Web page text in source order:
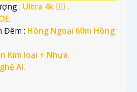
: Ultra 4k 👍🏾 .
Đêm : Hồng Ngoại 60m Hồng
Kim loại + Nhựa.
AI.